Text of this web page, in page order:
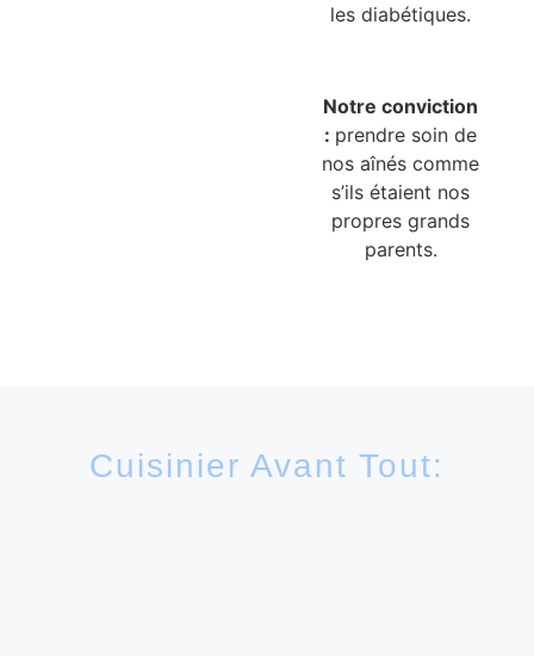
les diabétiques.
Notre conviction
: prendre soin de
nos aînés comme
s’ils étaient nos
propres grands
parents.
Cuisinier Avant Tout: